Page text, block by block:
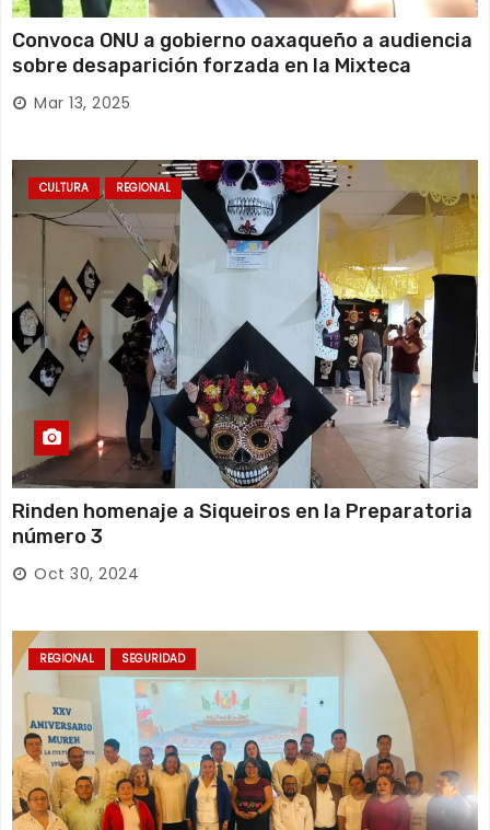
Convoca ONU a gobierno oaxaqueño a audiencia
sobre desaparición forzada en la Mixteca
Mar 13, 2025
CULTURA REGIONAL
Rinden homenaje a Siqueiros en la Preparatoria
número 3
Oct 30, 2024
REGIONAL SEGURIDAD